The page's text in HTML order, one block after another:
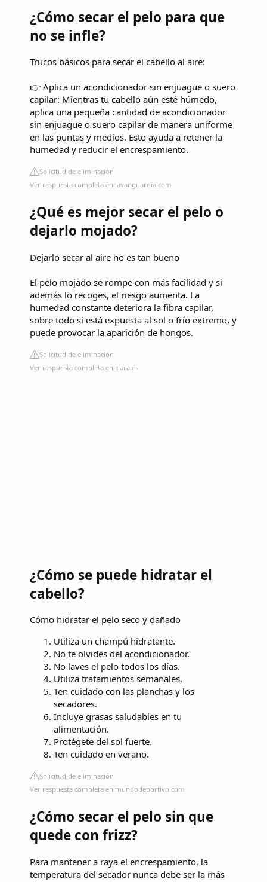
¿Cómo secar el pelo para que
no se infle?
Trucos básicos para secar el cabello al aire:
👉 Aplica un acondicionador sin enjuague o suero
capilar: Mientras tu cabello aún esté húmedo,
aplica una pequeña cantidad de acondicionador
sin enjuague o suero capilar de manera uniforme
en las puntas y medios. Esto ayuda a retener la
humedad y reducir el encrespamiento.
Solicitud de eliminación
Ver respuesta completa en lavanguardia.com
¿Qué es mejor secar el pelo o
dejarlo mojado?
Dejarlo secar al aire no es tan bueno
El pelo mojado se rompe con más facilidad y si
además lo recoges, el riesgo aumenta. La
humedad constante deteriora la fibra capilar,
sobre todo si está expuesta al sol o frío extremo, y
puede provocar la aparición de hongos.
Solicitud de eliminación
Ver respuesta completa en clara.es
¿Cómo se puede hidratar el
cabello?
Cómo hidratar el pelo seco y dañado
Utiliza un champú hidratante.
No te olvides del acondicionador.
No laves el pelo todos los días.
Utiliza tratamientos semanales.
Ten cuidado con las planchas y los
secadores.
Incluye grasas saludables en tu
alimentación.
Protégete del sol fuerte.
Ten cuidado en verano.
Solicitud de eliminación
Ver respuesta completa en mundodeportivo.com
¿Cómo secar el pelo sin que
quede con frizz?
Para mantener a raya el encrespamiento, la
temperatura del secador nunca debe ser la más